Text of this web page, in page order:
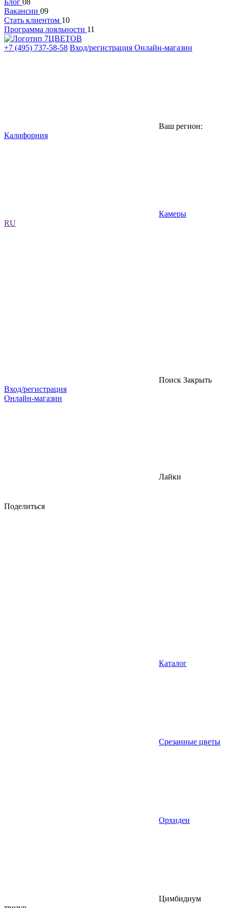
Блог 08
Вакансии 09
Стать клиентом 10
Программа лояльности 11
+7 (495) 737-58-58 Вход/регистрация Онлайн-магазин
Ваш регион:
Калифорния
Камеры
RU
Поиск Закрыть
Вход/регистрация
Онлайн-магазин
Лайки
Поделиться
Каталог
Срезанные цветы
Орхидеи
Цимбидиум